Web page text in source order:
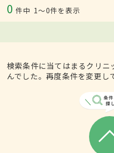
0 件中 1〜0件を表示
検索条件に当てはまるクリニ
んでした。再度条件を変更し